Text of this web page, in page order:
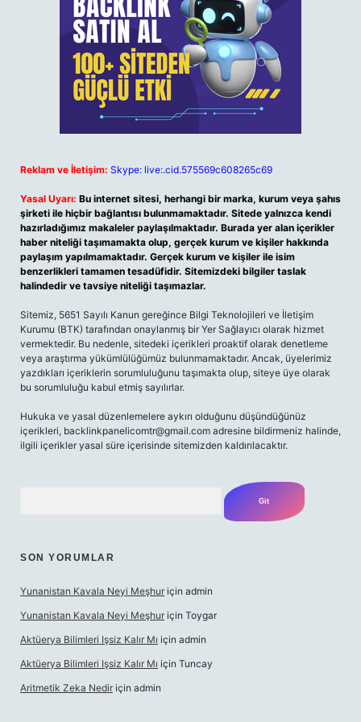
Reklam ve İletişim: Skype: live:.cid.575569c608265c69
Yasal Uyarı: Bu internet sitesi, herhangi bir marka, kurum veya şahıs
şirketi ile hiçbir bağlantısı bulunmamaktadır. Sitede yalnızca kendi
hazırladığımız makaleler paylaşılmaktadır. Burada yer alan içerikler
haber niteliği taşımamakta olup, gerçek kurum ve kişiler hakkında
paylaşım yapılmamaktadır. Gerçek kurum ve kişiler ile isim
benzerlikleri tamamen tesadüfidir. Sitemizdeki bilgiler taslak
halindedir ve tavsiye niteliği taşımazlar.
Sitemiz, 5651 Sayılı Kanun gereğince Bilgi Teknolojileri ve İletişim
Kurumu (BTK) tarafından onaylanmış bir Yer Sağlayıcı olarak hizmet
vermektedir. Bu nedenle, sitedeki içerikleri proaktif olarak denetleme
veya araştırma yükümlülüğümüz bulunmamaktadır. Ancak, üyelerimiz
yazdıkları içeriklerin sorumluluğunu taşımakta olup, siteye üye olarak
bu sorumluluğu kabul etmiş sayılırlar.
Hukuka ve yasal düzenlemelere aykırı olduğunu düşündüğünüz
içerikleri, backlinkpanelicomtr@gmail.com adresine bildirmeniz halinde,
ilgili içerikler yasal süre içerisinde sitemizden kaldırılacaktır.
SON YORUMLAR
Yunanistan Kavala Neyi Meşhur için admin
Yunanistan Kavala Neyi Meşhur için Toygar
Aktüerya Bilimleri Işsiz Kalır Mı için admin
Aktüerya Bilimleri Işsiz Kalır Mı için Tuncay
Aritmetik Zeka Nedir için admin